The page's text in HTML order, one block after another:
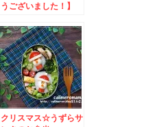
うございました！】
クリスマス☆うずらサ